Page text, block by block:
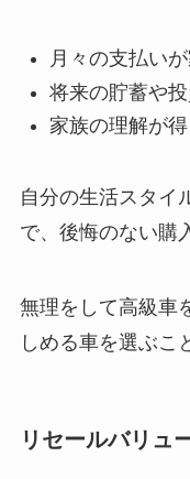
月々の支払い
将来の貯蓄や
家族の理解が
自分の生活スタイ
で、後悔のない購
無理をして高級車
しめる車を選ぶこ
リセールバリュ